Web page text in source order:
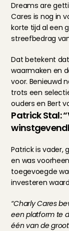
Dreams are
Cares is nog in
korte tijd al een
streefbedrag
Dat betekent
waarmaken en
voor. Benieuwd
trots een
ouders en Bert
Patrick Stal:
Patrick is vader,
en was
toegevoegde
investeren
“Charly Cares
een platform te
één van de